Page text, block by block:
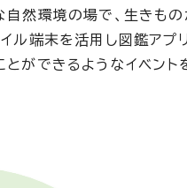
然環境の場で、生きも
ル端末を活用し図鑑アプ
ができるようなイベント